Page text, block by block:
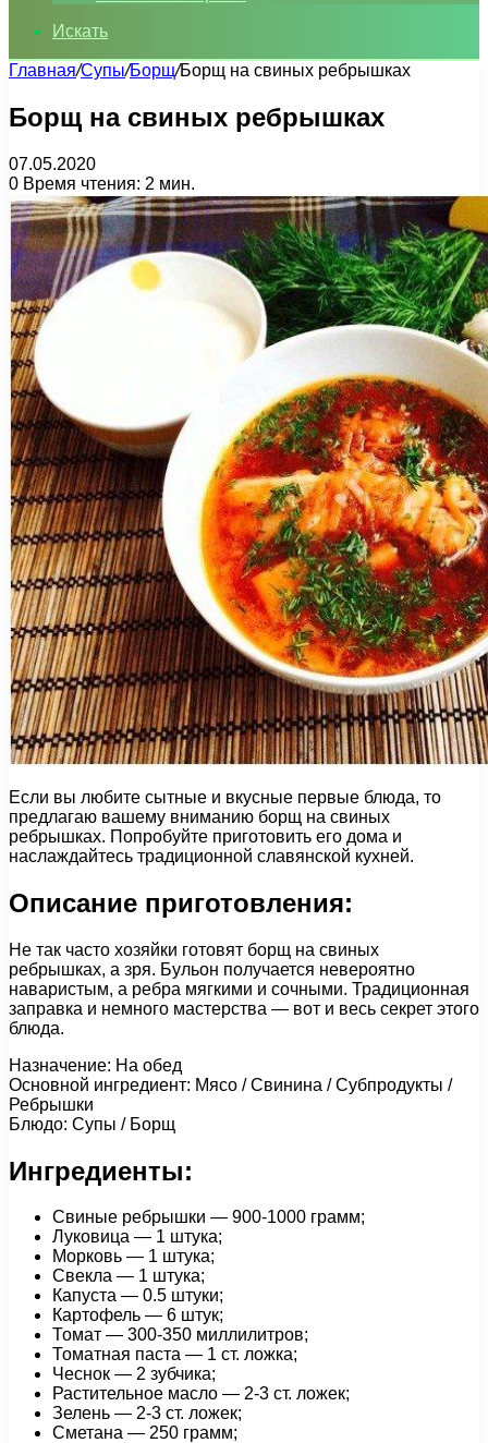
Искать
Главная/Супы/Борщ/Борщ на свиных ребрышках
Борщ на свиных ребрышках
07.05.2020
0 Время чтения: 2 мин.
Если вы любите сытные и вкусные первые блюда, то
предлагаю вашему вниманию борщ на свиных
ребрышках. Попробуйте приготовить его дома и
наслаждайтесь традиционной славянской кухней.
Описание приготовления:
Не так часто хозяйки готовят борщ на свиных
ребрышках, а зря. Бульон получается невероятно
наваристым, а ребра мягкими и сочными. Традиционная
заправка и немного мастерства — вот и весь секрет этого
блюда.
Назначение: На обед
Основной ингредиент: Мясо / Свинина / Субпродукты /
Ребрышки
Блюдо: Супы / Борщ
Ингредиенты:
Свиные ребрышки — 900-1000 грамм;
Луковица — 1 штука;
Морковь — 1 штука;
Свекла — 1 штука;
Капуста — 0.5 штуки;
Картофель — 6 штук;
Томат — 300-350 миллилитров;
Томатная паста — 1 ст. ложка;
Чеснок — 2 зубчика;
Растительное масло — 2-3 ст. ложек;
Зелень — 2-3 ст. ложек;
Сметана — 250 грамм;